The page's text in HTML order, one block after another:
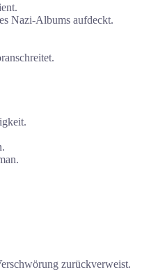
Nazi-Albums aufdeckt.
zurückverweist.